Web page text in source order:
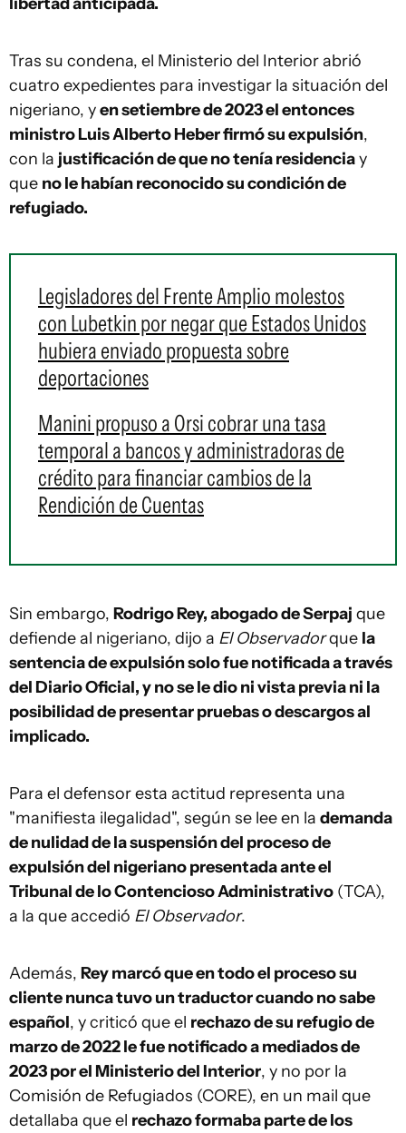
Tras su condena, el Ministerio del Interior abrió
cuatro expedientes para investigar la situación del
nigeriano, yen setiembre de 2023 el entonces
ministro Luis Alberto Heber firmó su expulsión,
con la justificación de que no tenía residenciay
que no le habían reconocido su condición de
refugiado.
Legisladores del Frente Amplio molestos
con Lubetkin por negar que Estados Unidos
hubiera enviado propuesta sobre
deportaciones
Manini propuso a Orsi cobrar una tasa
temporal a bancos y administradoras de
crédito para financiar cambios de la
Rendición de Cuentas
Sin embargo, Rodrigo Rey, abogado de Serpaj que
defiende al nigeriano, dijo a El Observadorque la
sentencia de expulsión solo fue notificada a través
del Diario Oficial, y no se le dio ni vista previa ni la
posibilidad de presentar pruebas o descargos al
implicado.
Para el defensor esta actitud representa una
"manifiesta ilegalidad", según se lee en la demanda
de nulidad de la suspensión del proceso de
expulsión del nigeriano presentada ante el
Tribunal de lo Contencioso Administrativo (TCA),
a la que accedió El Observador.
Además, Rey marcó que en todo el proceso su
cliente nunca tuvo un traductor cuando no sabe
español, y criticó que el rechazo de su refugio de
marzo de 2022 le fue notificado a mediados de
2023 por el Ministerio del Interior, y no por la
Comisión de Refugiados (CORE), en un mail que
detallaba que el rechazo formaba parte de los